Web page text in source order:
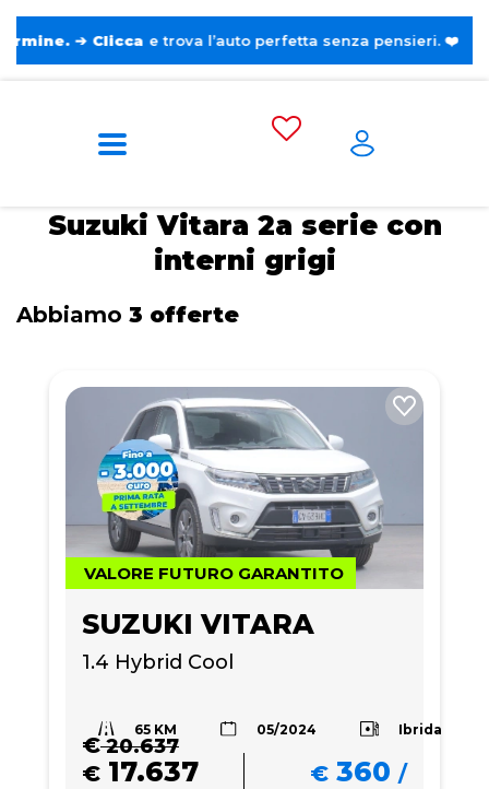
Clicca e trova l’auto perfetta senza pensieri. ❤️
Vitara 2a serie
Suzuki Vitara 2a serie con
interni grigi
Abbiamo 3 offerte
VALORE FUTURO GARANTITO
SUZUKI VITARA
1.4 Hybrid Cool
65 KM 05/2024 Ibrida
€20.637
€ 17.637 € 360 /